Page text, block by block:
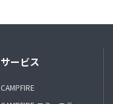
サービス
CAMPFIRE